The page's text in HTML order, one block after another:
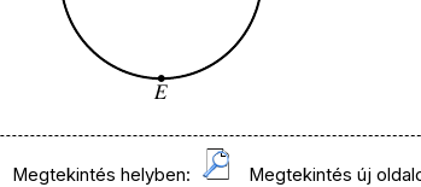
Megtekintés helyben: Megtekintés új